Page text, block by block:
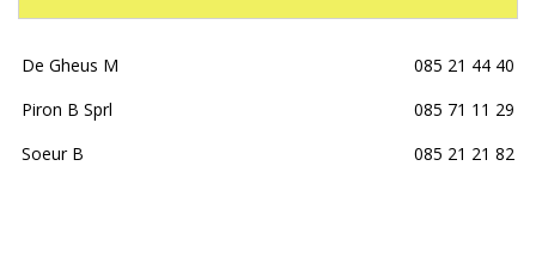
De Gheus M
085 21 44 40
Piron B Sprl
085 71 11 29
Soeur B
085 21 21 82